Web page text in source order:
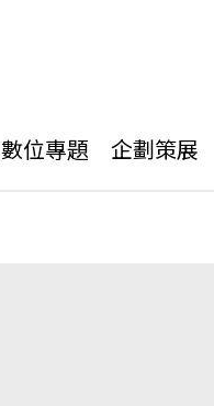
數位專題 企劃策展